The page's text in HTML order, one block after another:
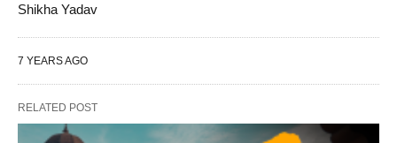
Shikha Yadav
7 YEARS AGO
RELATED POST